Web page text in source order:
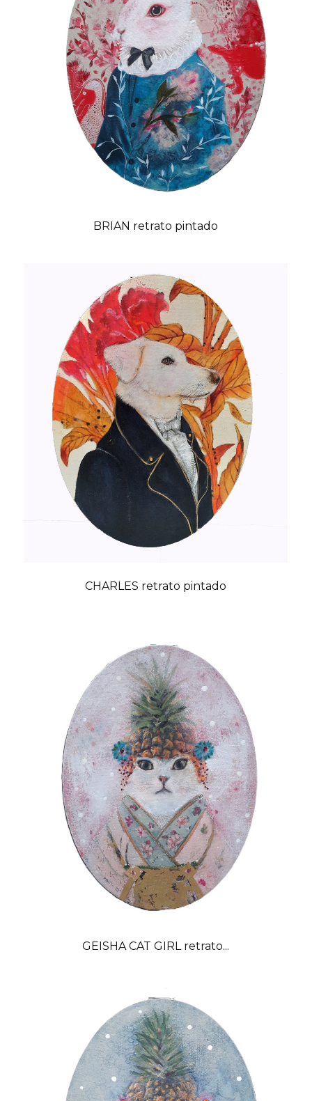
BRIAN retrato pintado
CHARLES retrato pintado
GEISHA CAT GIRL retrato...